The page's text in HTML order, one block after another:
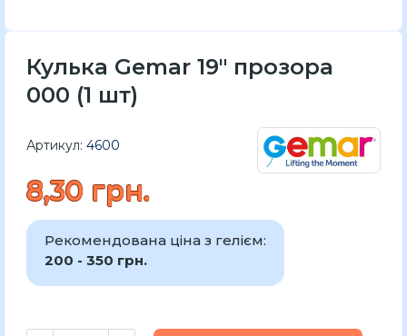
Кулька Gemar 19" прозора
000 (1 шт)
Артикул: 4600
8,30 грн.
Рекомендована ціна з гелієм:
200 - 350 грн.